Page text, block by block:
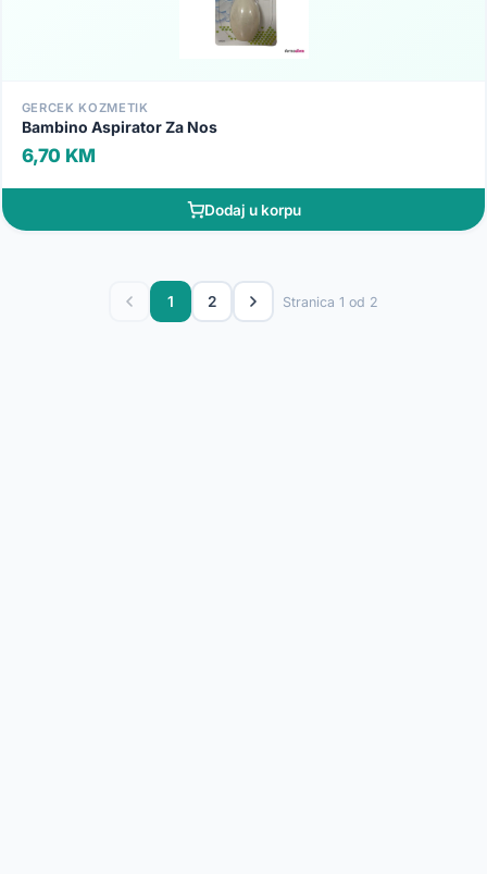
GERCEK KOZMETIK
Bambino Aspirator Za Nos
6,70 KM
Dodaj u korpu
1 2 Stranica 1 od 2